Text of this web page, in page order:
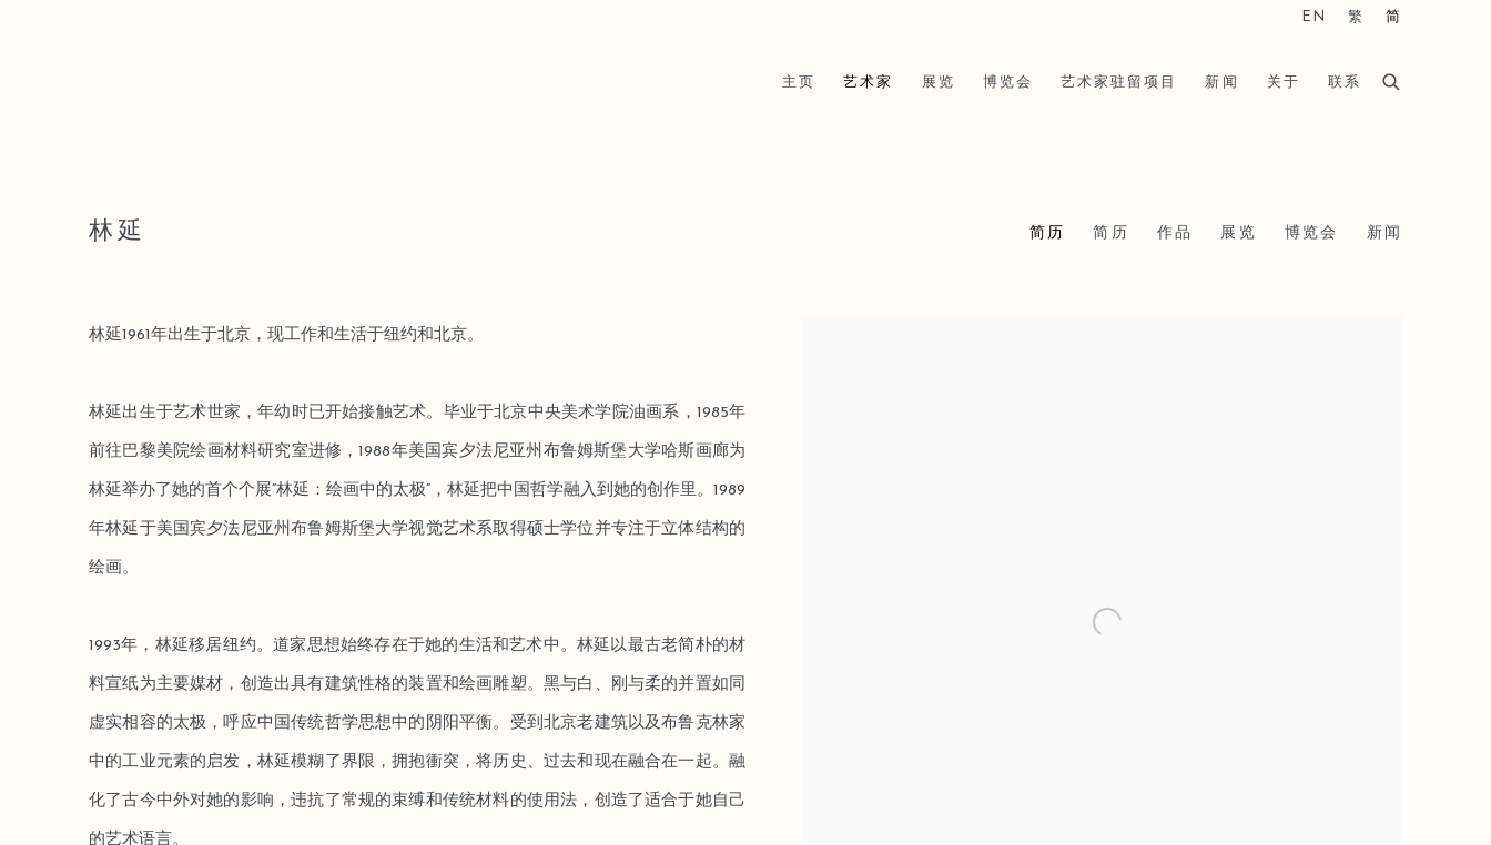
主页 艺术家 展览 博览会 艺术家驻留项目 新闻 关于 联系
EN 繁 简
林延 简历 简历 作品 展览 博览会 新闻
林延1961年出生于北京，现工作和生活于纽约和北京。
林延出生于艺术世家，年幼时已开始接触艺术。毕业于北京中央美术学院油画系，1985年
前往巴黎美院绘画材料研究室进修，1988年美国宾夕法尼亚州布鲁姆斯堡大学哈斯画廊为
林延举办了她的首个个展“林延：绘画中的太极”，林延把中国哲学融入到她的创作里。1989
年林延于美国宾夕法尼亚州布鲁姆斯堡大学视觉艺术系取得硕士学位并专注于立体结构的
绘画。
1993年，林延移居纽约。道家思想始终存在于她的生活和艺术中。林延以最古老简朴的材
料宣纸为主要媒材，创造出具有建筑性格的装置和绘画雕塑。黑与白、刚与柔的并置如同
虚实相容的太极，呼应中国传统哲学思想中的阴阳平衡。受到北京老建筑以及布鲁克林家
中的工业元素的启发，林延模糊了界限，拥抱衝突，将历史、过去和现在融合在一起。融
化了古今中外对她的影响，违抗了常规的束缚和传统材料的使用法，创造了适合于她自己
的艺术语言。